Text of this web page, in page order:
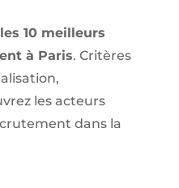
les 10 meilleurs
à Paris. Critères
les acteurs
dans la